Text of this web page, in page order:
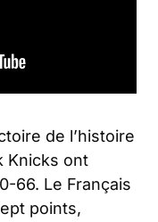
de l’histoire
Knicks ont
66. Le Français
points,